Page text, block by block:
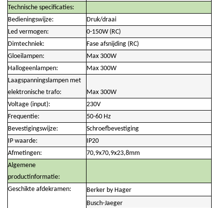
Technische specificaties:
Bedieningswijze:
Druk/draai
Led vermogen:
0-150W (RC)
Dimtechniek:
Fase afsnijding (RC)
Gloeilampen:
Max 300W
Hallogeenlampen:
Max 300W
Laagspanningslampen met
elektronische trafo:
Max 300W
Voltage (input):
230V
Frequentie:
50-60 Hz
Bevestigingswijze:
Schroefbevestiging
IP waarde:
IP20
Afmetingen:
70,9x70,9x23,8mm
Algemene
productinformatie:
Geschikte afdekramen:
Berker by Hager
Busch-Jaeger